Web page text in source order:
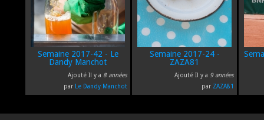
Semaine 2017-42 - Le
Dandy Manchot
Ajouté Il y a 8 années
par Le Dandy Manchot
Semaine 2017-24 -
ZAZA81
Ajouté Il y a 9 années
par ZAZA81